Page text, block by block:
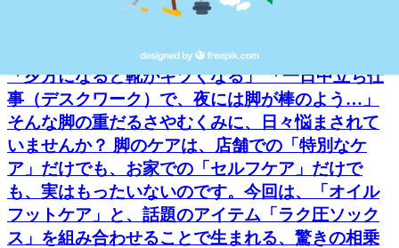
夕方のパンパン脚にサヨナラ。フットケア×ラク圧
「夕方になると靴がキツくなる」 「一日中立ち仕
事（デスクワーク）で、夜には脚が棒のよう…」
そんな脚の重だるさやむくみに、日々悩まされて
いませんか？ 脚のケアは、店舗での「特別なケ
ア」だけでも、お家での「セルフケア」だけで
も、実はもったいないのです。今回は、「オイル
フットケア」と、話題のアイテム「ラク圧ソック
ス」を組み合わせることで生まれる、驚きの相乗